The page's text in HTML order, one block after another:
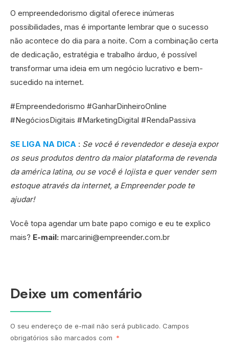
O empreendedorismo digital oferece inúmeras
possibilidades, mas é importante lembrar que o sucesso
não acontece do dia para a noite. Com a combinação certa
de dedicação, estratégia e trabalho árduo, é possível
transformar uma ideia em um negócio lucrativo e bem-
sucedido na internet.
#Empreendedorismo #GanharDinheiroOnline
#NegóciosDigitais #MarketingDigital #RendaPassiva
SE LIGA NA DICA : Se você é revendedor e deseja expor
os seus produtos dentro da maior plataforma de revenda
da américa latina, ou se você é lojista e quer vender sem
estoque através da internet, a Empreender pode te
ajudar!
Você topa agendar um bate papo comigo e eu te explico
mais? E-mail: marcarini@empreender.com.br
Deixe um comentário
O seu endereço de e-mail não será publicado. Campos
obrigatórios são marcados com *